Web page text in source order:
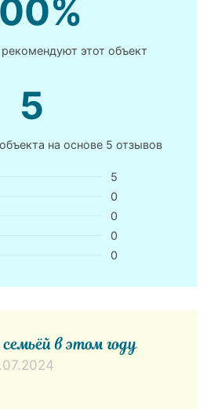
рекомендуют этот объект
5
на основе 5 отзывов
5
0
0
0
0
в этом году